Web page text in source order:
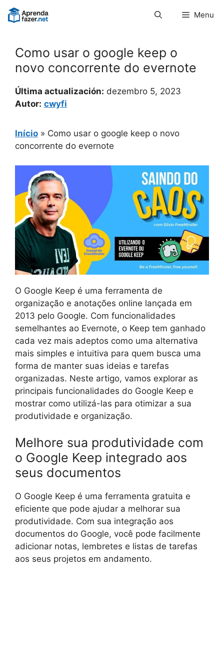
Pular
para
Menu
Como usar o google keep o
novo concorrente do evernote
Última actualización: dezembro 5, 2023
Autor: cwyfi
Início » Como usar o google keep o novo
concorrente do evernote
O Google Keep é uma ferramenta de
organização e anotações online lançada em
2013 pelo Google. Com funcionalidades
semelhantes ao Evernote, o Keep tem ganhado
cada vez mais adeptos como uma alternativa
mais simples e intuitiva para quem busca uma
forma de manter suas ideias e tarefas
organizadas. Neste artigo, vamos explorar as
principais funcionalidades do Google Keep e
mostrar como utilizá-las para otimizar a sua
produtividade e organização.
Melhore sua produtividade com
o Google Keep integrado aos
seus documentos
O Google Keep é uma ferramenta gratuita e
eficiente que pode ajudar a melhorar sua
produtividade. Com sua integração aos
documentos do Google, você pode facilmente
adicionar notas, lembretes e listas de tarefas
aos seus projetos em andamento.